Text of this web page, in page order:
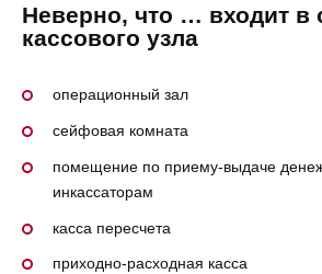
Неверно, что … входит в
кассового узла
операционный зал
сейфовая комната
помещение по приему-выдаче
инкассаторам
касса пересчета
приходно-расходная касса